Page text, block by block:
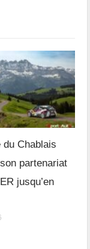
du Chablais
partenariat
jusqu’en